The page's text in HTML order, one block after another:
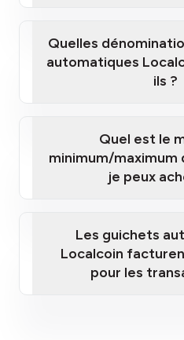
Quelles
automatiques
ils ?
Quel est le
minimum/maximum
je peux
Les guichets
Localcoin
pour les